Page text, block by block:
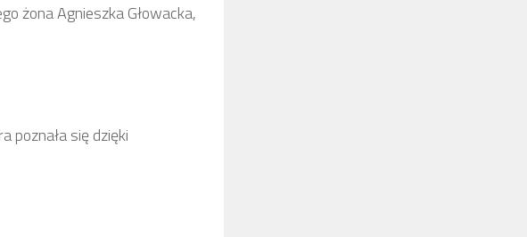
żona Agnieszka Głowacka,
poznała się dzięki